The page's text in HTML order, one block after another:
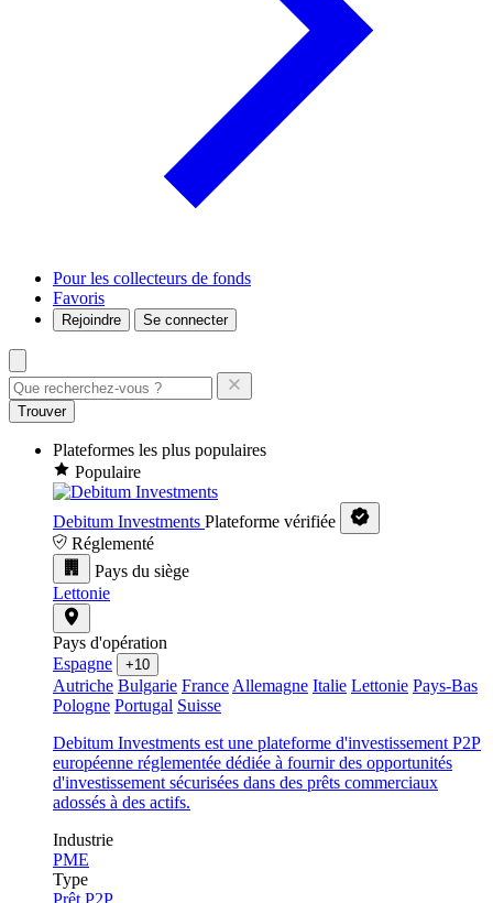
Pour les collecteurs de fonds
Favoris
Rejoindre Se connecter
Trouver
Plateformes les plus populaires
Populaire
Debitum Investments Plateforme vérifiée
Réglementé
Pays du siège
Lettonie
Pays d'opération
Espagne
+10
Autriche Bulgarie France Allemagne Italie Lettonie Pays-Bas
Pologne Portugal Suisse
Debitum Investments est une plateforme d'investissement P2P
européenne réglementée dédiée à fournir des opportunités
d'investissement sécurisées dans des prêts commerciaux
adossés à des actifs.
Industrie
PME
Type
Prêt P2P